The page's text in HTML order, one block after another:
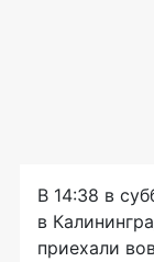
В 14:38 в
в
приехали